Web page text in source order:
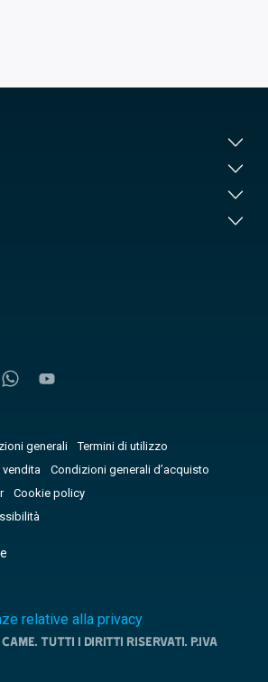
generali
Termini di utilizzo
Condizioni generali d’acquisto
Cookie policy
relative alla privacy
Tutti i diritti riservati. P.IVA